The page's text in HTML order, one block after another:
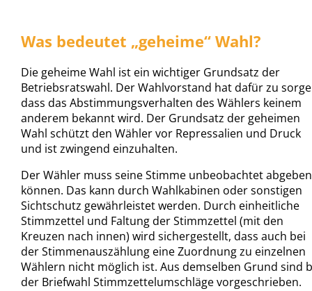
Was bedeutet „geheime“ Wahl?
Die geheime Wahl ist ein wichtiger Grundsatz der
Betriebsratswahl. Der Wahlvorstand hat dafür zu
dass das Abstimmungsverhalten des Wählers keinem
anderem bekannt wird. Der Grundsatz der geheimen
Wahl schützt den Wähler vor Repressalien und Druck
und ist zwingend einzuhalten.
Der Wähler muss seine Stimme unbeobachtet abgeben
können. Das kann durch Wahlkabinen oder sonstigen
Sichtschutz gewährleistet werden. Durch einheitliche
Stimmzettel und Faltung der Stimmzettel (mit den
Kreuzen nach innen) wird sichergestellt, dass auch bei
der Stimmenauszählung eine Zuordnung zu einzelnen
Wählern nicht möglich ist. Aus demselben Grund sind
der Briefwahl Stimmzettelumschläge vorgeschrieben.